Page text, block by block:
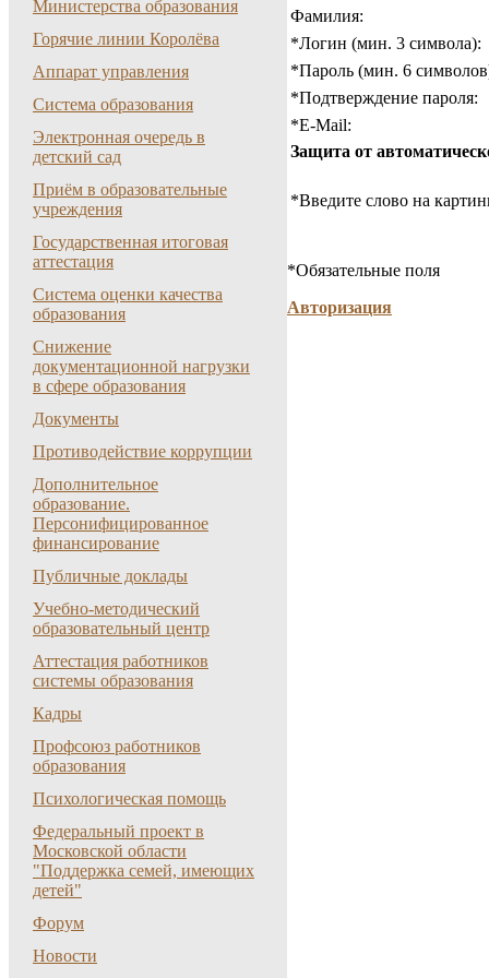
Министерства образования
Горячие линии Королёва
Аппарат управления
Система образования
Электронная очередь в
детский сад
Приём в образовательные
учреждения
Государственная итоговая
аттестация
Система оценки качества
образования
Снижение
документационной нагрузки
в сфере образования
Документы
Противодействие коррупции
Дополнительное
образование.
Персонифицированное
финансирование
Публичные доклады
Учебно-методический
образовательный центр
Аттестация работников
системы образования
Кадры
Профсоюз работников
образования
Психологическая помощь
Федеральный проект в
Московской области
"Поддержка семей, имеющих
детей"
Форум
Новости
Фамилия:
*Логин (мин. 3 символа):
*Пароль (мин. 6
*Подтверждение пароля:
*E-Mail:
Защита от
*Введите слово на
*Обязательные поля
Авторизация